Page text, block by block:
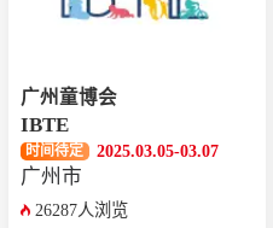
广州童博会
IBTE
时间待定 2025.03.05-03.07
广州市
26287人浏览